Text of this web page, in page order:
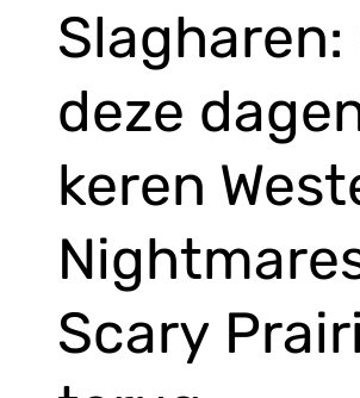
Slagharen:
deze
keren
Scary